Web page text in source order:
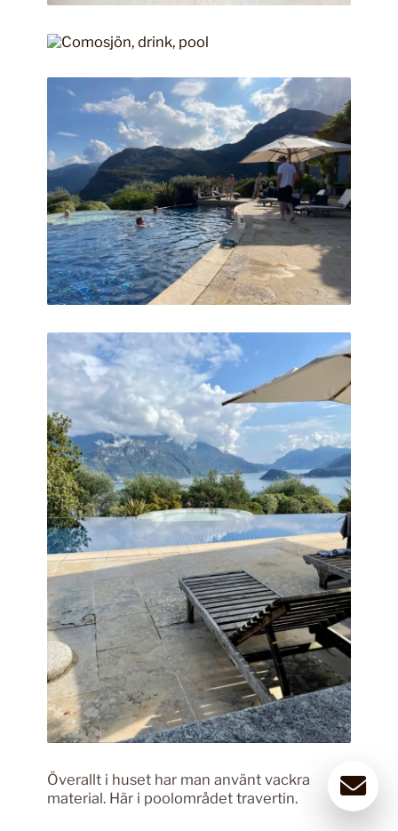
Överallt i huset har man använt vackra
material. Här i poolområdet travertin.